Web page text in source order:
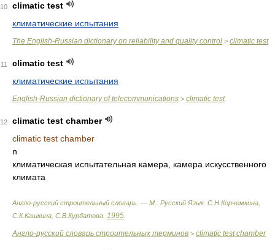
10
climatic test
климатические испытания
The English-Russian dictionary on reliability and quality control > climatic test
11
climatic test
климатические испытания
English-Russian dictionary of telecommunications > climatic test
12
climatic test chamber
climatic test chamber
n
климатическая испытательная камера, камера искусственного
климата
Англо-русский строительный словарь. — М.: Русский Язык. С.Н.Корчемкина,
С.К.Кашкина, С.В.Курбатова 1995
Англо-русский словарь строительных терминов > climatic test chamber